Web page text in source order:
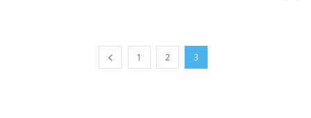
1 2 3